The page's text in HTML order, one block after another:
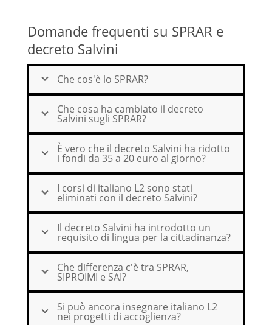
Domande frequenti su SPRAR e
decreto Salvini
Che cos'è lo SPRAR?
Che cosa ha cambiato il decreto
Salvini sugli SPRAR?
È vero che il decreto Salvini ha ridotto
i fondi da 35 a 20 euro al giorno?
I corsi di italiano L2 sono stati
eliminati con il decreto Salvini?
Il decreto Salvini ha introdotto un
requisito di lingua per la cittadinanza?
Che differenza c'è tra SPRAR,
SIPROIMI e SAI?
Si può ancora insegnare italiano L2
nei progetti di accoglienza?